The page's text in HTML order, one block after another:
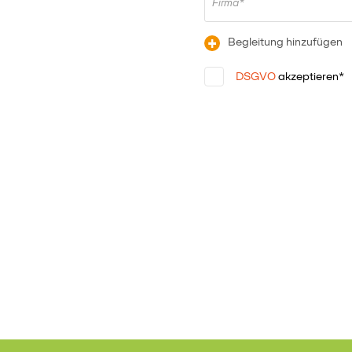
Firma*
+ Begleitung hinzufügen
DSGVOakzeptieren*